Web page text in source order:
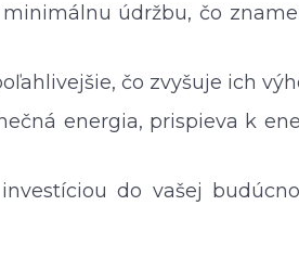
údržbu, čo
čo zvyšuje ich
energia, prispieva k
do vašej